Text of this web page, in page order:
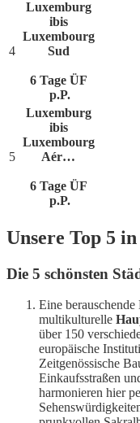
4
Luxemburg
ibis
Luxembourg
Sud
6 Tage ÜF
p.P.
5
Luxemburg
ibis
Luxembourg
Aér…
6 Tage ÜF
p.P.
Unsere Top 5
Die 5 schönsten
Eine
multikulturelle
über 150
europäische
Zeitgenössische
Einkaufsstraßen
harmonieren hier